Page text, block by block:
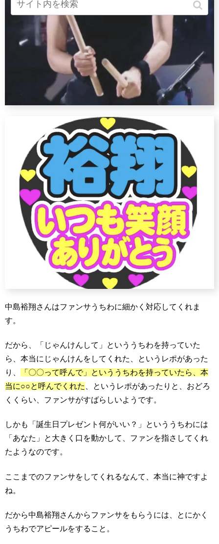
中島裕翔さんはファンサうちわに細かく対応してくれま
す。
だから、「じゃんけんして」といううちわを持っていた
ら、本当にじゃんけんをしてくれた、というレポがあった
り、
「〇〇って呼んで」といううちわを持っていたら、本
当に○○と呼んでくれた
、というレポがあったりと、おどろ
くくらい、ファンサがすばらしいようです。
しかも「誕生日プレゼント何がいい？」といううちわには
「あなた」と大きく口を動かして、ファンを指さしてくれ
たようなのです。
ここまでのファンサをしてくれるなんて、本当に神ですよ
ね。
だから中島裕翔さんからファンサをもらうには、とにかく
うちわでアピールをすること。